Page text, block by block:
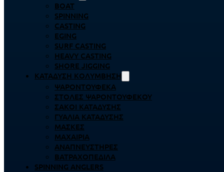
BOAT
SPINNING
CASTING
EGING
SURF CASTING
HEAVY CASTING
SHORE JIGGING
ΚΑΤΆΔΥΣΗ ΚΟΛΎΜΒΗΣΗ
ΨΑΡΟΝΤΟΎΦΕΚΑ
ΣΤΟΛΈΣ ΨΑΡΟΝΤΟΎΦΕΚΟΥ
ΣΆΚΟΙ ΚΑΤΆΔΥΣΗΣ
ΓΥΑΛΙΆ ΚΑΤΆΔΥΣΗΣ
ΜΆΣΚΕΣ
ΜΑΧΑΊΡΙΑ
ΑΝΑΠΝΕΥΣΤΉΡΕΣ
ΒΑΤΡΑΧΟΠΈΔΙΛΑ
SPINNING ANGLERS